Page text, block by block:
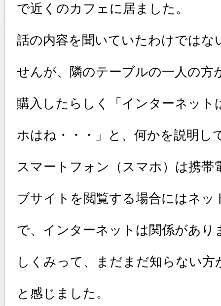
で近くのカフェに居ました。
話の内容を聞いていたわけでは
せんが、隣のテーブルの一人の方
購入したらしく「インターネッ
ホはね・・・」と、何かを説明し
スマートフォン（スマホ）は携帯
ブサイトを閲覧する場合にはネッ
で、インターネットは関係があ
しくみって、まだまだ知らない
と感じました。